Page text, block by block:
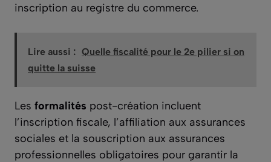
inscription au registre du commerce.
Lire aussi : Quelle fiscalité pour le 2e pilier si on
quitte la suisse
Les formalités post-création incluent
l’inscription fiscale, l’affiliation aux assurances
sociales et la souscription aux assurances
professionnelles obligatoires pour garantir la